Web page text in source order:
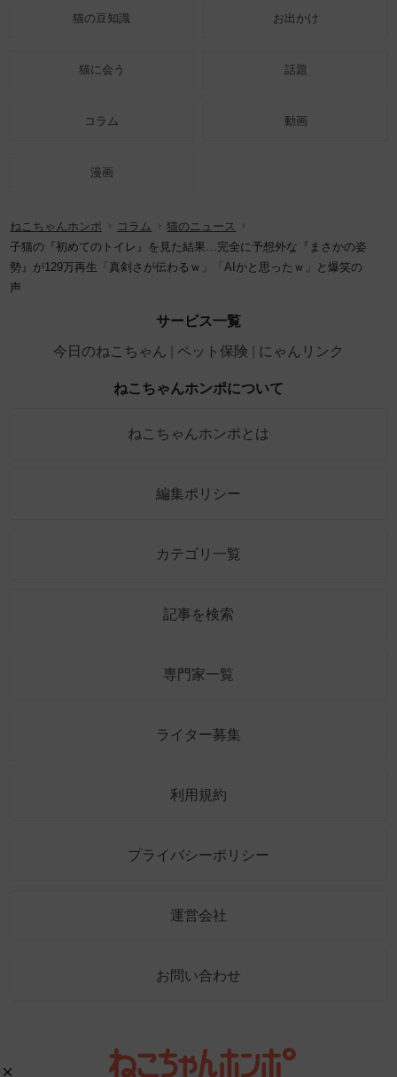
猫の豆知識 お出かけ
猫に会う 話題
コラム 動画
漫画
ねこちゃんホンポ コラム
猫のニュース
子猫の『初めてのトイレ』を見た結果…完全に予想外な『まさかの姿
勢』が129万再生「真剣さが伝わるｗ」「AIかと思ったｗ」と爆笑の
声
サービス一覧
今日のねこちゃん
ペット保険 にゃんリンク
ねこちゃんホンポについて
ねこちゃんホンポとは
編集ポリシー
カテゴリ一覧
記事を検索
専門家一覧
ライター募集
利用規約
プライバシーポリシー
運営会社
お問い合わせ